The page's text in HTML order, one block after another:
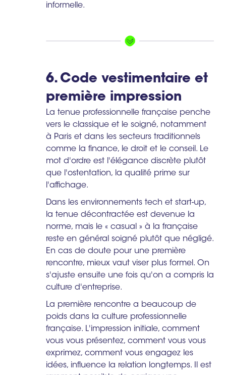
informelle.
6. Code vestimentaire et
première impression
La tenue professionnelle française penche
vers le classique et le soigné, notamment
à Paris et dans les secteurs traditionnels
comme la finance, le droit et le conseil. Le
mot d'ordre est l'élégance discrète plutôt
que l'ostentation, la qualité prime sur
l'affichage.
Dans les environnements tech et start-up,
la tenue décontractée est devenue la
norme, mais le « casual » à la française
reste en général soigné plutôt que négligé.
En cas de doute pour une première
rencontre, mieux vaut viser plus formel. On
s'ajuste ensuite une fois qu'on a compris la
culture d'entreprise.
La première rencontre a beaucoup de
poids dans la culture professionnelle
française. L'impression initiale, comment
vous vous présentez, comment vous vous
exprimez, comment vous engagez les
idées, influence la relation longtemps. Il est